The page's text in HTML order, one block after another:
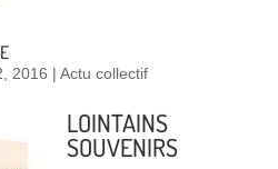
2016 | Actu collectif
LOINTAINS
SOUVENIRS